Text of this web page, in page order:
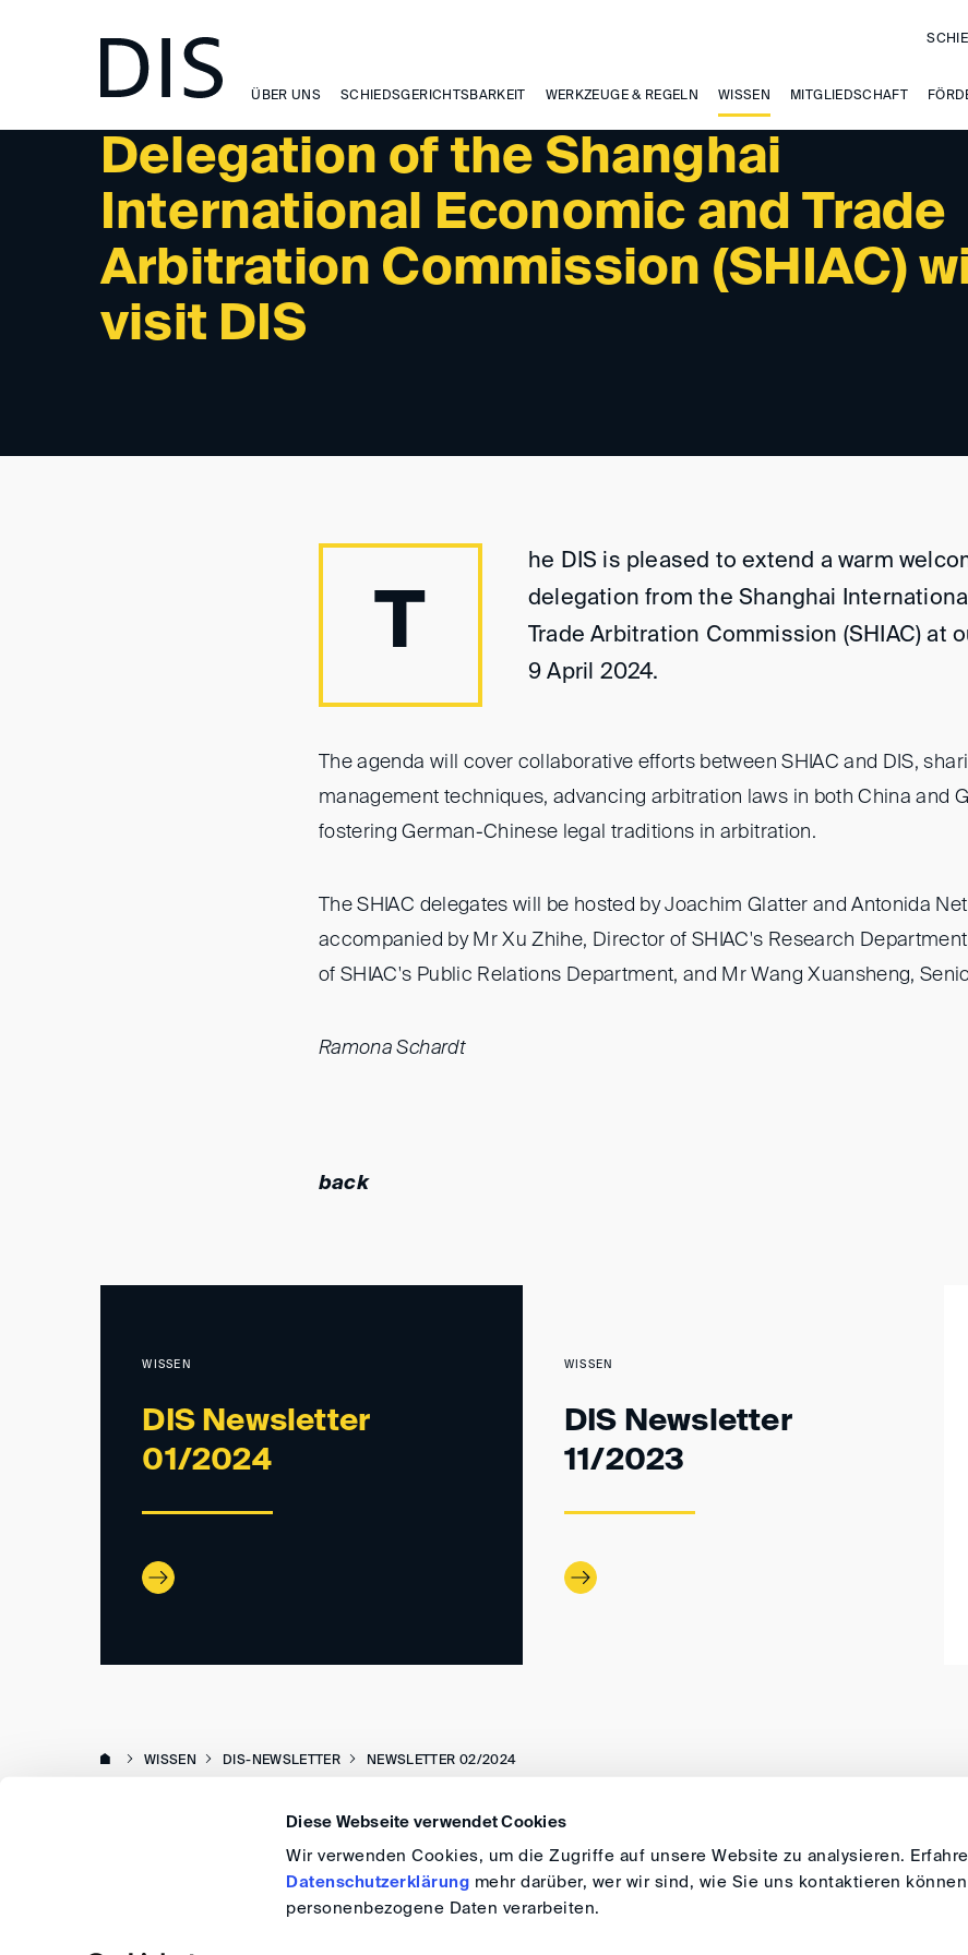
Diese Webseite verwendet Cookies
Wir verwenden Cookies, um die Zugriffe auf unsere Website zu analysieren.
Datenschutzerklärung mehr darüber, wer wir sind, wie Sie uns kontaktieren
personenbezogene Daten verarbeiten.
ÜBER UNS SCHIEDSGERICHTSBARKEIT WERKZEUGE & REGELN WISSEN MITGLIEDSCHAFT
Delegation of the Shanghai
International Economic and Trade
Arbitration Commission (SHIAC)
visit DIS
NEWSLETTER 2/2024 - INTERNATIONAL ACTIVITIES: NEWS
T
he DIS is pleased to extend a warm
delegation from the Shanghai
Trade Arbitration Commission (SHIAC) at
9 April 2024.
The agenda will cover collaborative efforts between SHIAC and DIS,
management techniques, advancing arbitration laws in both China and
fostering German-Chinese legal traditions in arbitration.
The SHIAC delegates will be hosted by Joachim Glatter and Antonida
accompanied by Mr Xu Zhihe, Director of SHIAC's Research
of SHIAC's Public Relations Department, and Mr Wang Xuansheng,
Ramona Schardt
back
WISSEN
DIS Newsletter
01/2024
WISSEN
DIS Newsletter
11/2023
WISSEN DIS-NEWSLETTER NEWSLETTER 02/2024
ANFAHRT IMPRESSUM ALLGEMEINE